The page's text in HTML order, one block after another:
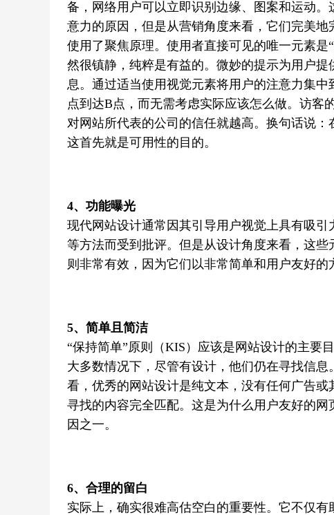
备，网络用户可以立即识别边缘、图案和运动
意力的原因，但是从营销角度来看，它们完美
使用了聚焦原理。使用者直接可见的唯一元素
然很镇静，纯粹是有益的。微妙的提示为用户
息。通过适当使用视觉元素将用户的注意力集
点到达B点，而无需考虑实际应该怎么做。访客
对网站所代表的公司的信任就越高。换句话说
这首先就是可用性的目的。
4、 功能曝光
现代网站设计通常因其引导用户视觉上具有吸
等方法而受到批评。但是从设计角度来看，这
则非常有效，因为它们以非常简单和用户友好的
5、简单且简洁
“保持简单”原则（KIS）应该是网站设计的主要
大多数情况下，尽管有设计，他们仍在寻找信
看，优秀的网站设计是纯文本，没有任何广告
寻找的内容完全匹配。这是为什么用户友好的
因之一。
6、合理的留白
实际上，确实很难高估空白的重要性。它不仅